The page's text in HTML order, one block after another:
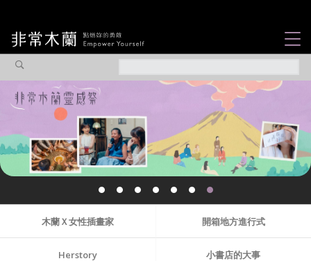
焦點企劃
社會企業
木蘭Ｘ女性插畫家 開箱地方進行式
Herstory 小書店的大事